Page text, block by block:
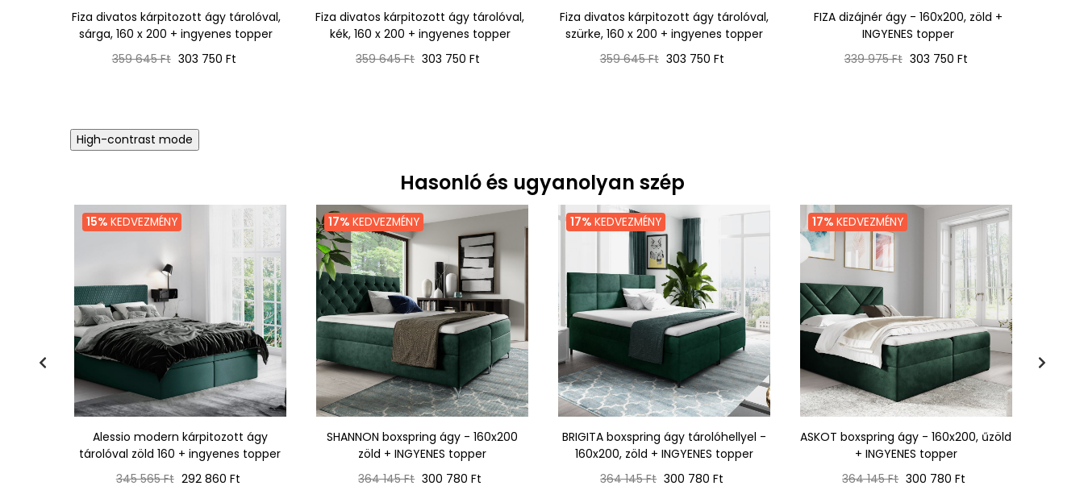
Fiza divatos kárpitozott ágy tárolóval,
sárga, 160 x 200 + ingyenes topper
Normál
359 645 Ft Ár
303 750 Ft
Fiza divatos kárpitozott ágy tárolóval,
kék, 160 x 200 + ingyenes topper
Normál
359 645 Ft Ár
303 750 Ft
Fiza divatos kárpitozott ágy tárolóval,
szürke, 160 x 200 + ingyenes topper
Normál
359 645 Ft Ár
303 750 Ft
FIZA dizájnér ágy - 160x200, zöld +
INGYENES topper
Normál
339 975 Ft Ár
303 750 Ft
High-contrast mode
Hasonló és ugyanolyan szép
15% KEDVEZMÉNY
Alessio modern kárpitozott ágy
tárolóval zöld 160 + ingyenes topper
Normál
345 565 Ft Ár
292 860 Ft
17% KEDVEZMÉNY
SHANNON boxspring ágy - 160x200
zöld + INGYENES topper
Normál
364 145 Ft Ár
300 780 Ft
17% KEDVEZMÉNY
BRIGITA boxspring ágy tárolóhellyel -
160x200, zöld + INGYENES topper
Normál
364 145 Ft Ár
300 780 Ft
17% KEDVEZMÉNY
ASKOT boxspring ágy - 160x200, űzöld
+ INGYENES topper
Normál
364 145 Ft Ár
300 780 Ft